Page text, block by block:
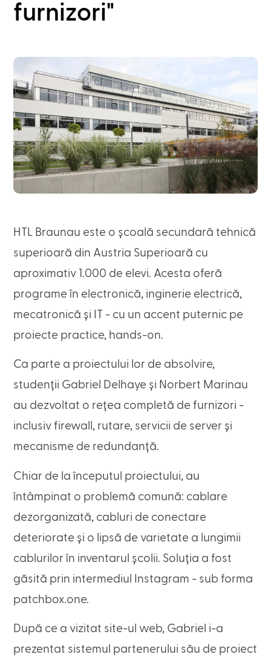
furnizori"
HTL Braunau este o școală secundară tehnică
superioară din Austria Superioară cu
aproximativ 1.000 de elevi. Acesta oferă
programe în electronică, inginerie electrică,
mecatronică și IT - cu un accent puternic pe
proiecte practice, hands-on.
Ca parte a proiectului lor de absolvire,
studenții Gabriel Delhaye și Norbert Marinau
au dezvoltat o rețea completă de furnizori -
inclusiv firewall, rutare, servicii de server și
mecanisme de redundanță.
Chiar de la începutul proiectului, au
întâmpinat o problemă comună: cablare
dezorganizată, cabluri de conectare
deteriorate și o lipsă de varietate a lungimii
cablurilor în inventarul școlii. Soluția a fost
găsită prin intermediul Instagram - sub forma
patchbox.one.
După ce a vizitat site-ul web, Gabriel i-a
prezentat sistemul partenerului său de proiect